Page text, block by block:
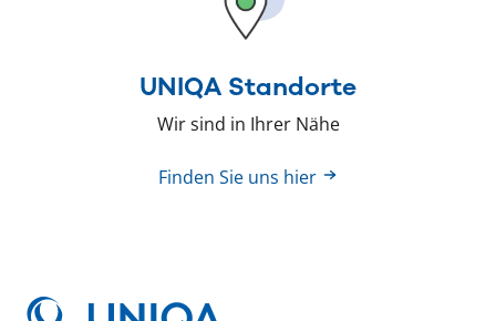
UNIQA Standorte
Wir sind in Ihrer Nähe
Finden Sie uns hier